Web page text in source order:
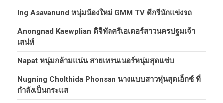
Ing Asavanund หนุ่มน้องใหม่ GMM TV ดีกรีนักแข่งรถ
Anongnad Kaewplian ดิจิทัลครีเอเตอร์สาวนครปฐมเจ้า
เสน่ห์
Napat หนุ่มกล้ามแน่น สายเทรนเนอร์หนุ่มสุดแซ่บ
Nugning Cholthida Phonsan นางแบบสาวหุ่นสุดเอ็กซ์ ที่
กำลังเป็นกระแส